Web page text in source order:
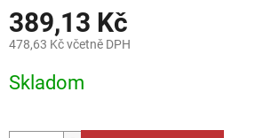
389,13 Kč
478,63 Kč včetně DPH
cena:
Skladom